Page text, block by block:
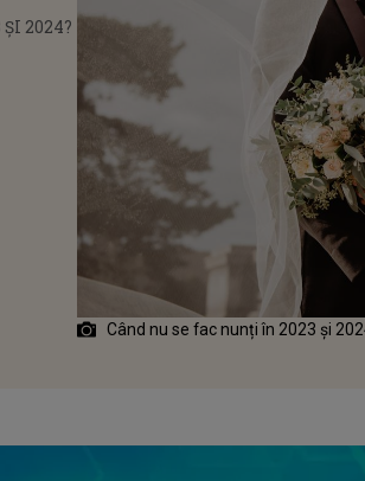
2024?
Când nu se fac nunți în 2023 și